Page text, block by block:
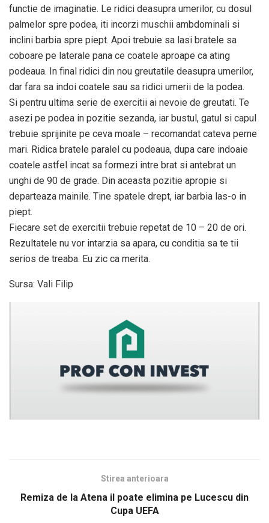
functie de imaginatie. Le ridici deasupra umerilor, cu dosul
palmelor spre podea, iti incorzi muschii ambdominali si
inclini barbia spre piept. Apoi trebuie sa lasi bratele sa
coboare pe laterale pana ce coatele aproape ca ating
podeaua. In final ridici din nou greutatile deasupra umerilor,
dar fara sa indoi coatele sau sa ridici umerii de la podea.
Si pentru ultima serie de exercitii ai nevoie de greutati. Te
asezi pe podea in pozitie sezanda, iar bustul, gatul si capul
trebuie sprijinite pe ceva moale – recomandat cateva perne
mari. Ridica bratele paralel cu podeaua, dupa care indoaie
coatele astfel incat sa formezi intre brat si antebrat un
unghi de 90 de grade. Din aceasta pozitie apropie si
departeaza mainile. Tine spatele drept, iar barbia las-o in
piept.
Fiecare set de exercitii trebuie repetat de 10 – 20 de ori.
Rezultatele nu vor intarzia sa apara, cu conditia sa te tii
serios de treaba. Eu zic ca merita.
Sursa: Vali Filip
Stirea anterioara
Remiza de la Atena il poate elimina pe Lucescu din
Cupa UEFA